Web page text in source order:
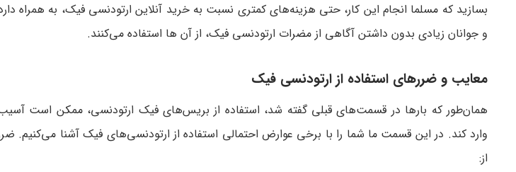
بسازید که مسلما انجام این کار، حتی هزینه‌های کمتری نسبت به خرید آنلاین ارتودنسی فیک، به همراه
و جوانان زیادی بدون داشتن آگاهی از مضرات ارتودنسی فیک، از آن ها استفاده می‌کنند.
معایب و ضررهای استفاده از ارتودنسی فیک
همان‌طور که بارها در قسمت‌های قبلی گفته شد، استفاده از بریس‌های فیک ارتودنسی، ممکن است
وارد کند. در این قسمت ما شما را با برخی عوارض احتمالی استفاده از ارتودنسی‌های فیک آشنا می‌کنیم.
از: